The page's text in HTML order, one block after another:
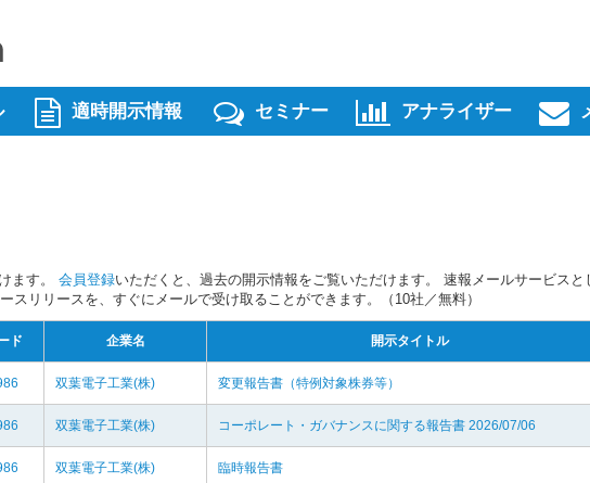
適時開示情報 セミナー アナライザー
ます。 会員登録いただくと、過去の開示情報をご覧いただけます。 速報メールサービスと
スリリースを、すぐにメールで受け取ることができます。（10社／無料）
ド 企業名 開示タイトル
双葉電子工業(株) 変更報告書（特例対象株券等）
双葉電子工業(株) コーポレート・ガバナンスに関する報告書 2026/07/06
双葉電子工業(株) 臨時報告書